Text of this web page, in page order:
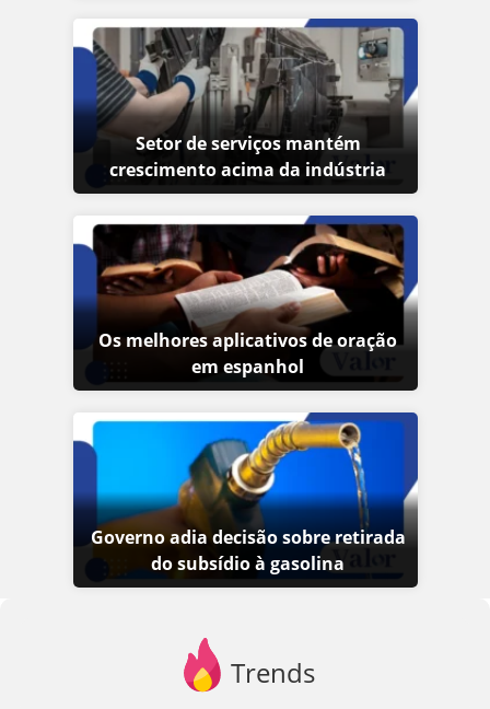
Setor de serviços mantém
crescimento acima da indústria
Os melhores aplicativos de oração
em espanhol
Governo adia decisão sobre retirada
do subsídio à gasolina
Trends